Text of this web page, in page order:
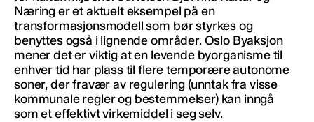
Næring er et aktuelt eksempel på en
transformasjonsmodell som bør styrkes og
benyttes også i lignende områder. Oslo Byaksjon
mener det er viktig at en levende byorganisme til
enhver tid har plass til flere temporære autonome
soner, der fravær av regulering (unntak fra visse
kommunale regler og bestemmelser) kan inngå
som et effektivt virkemiddel i seg selv.